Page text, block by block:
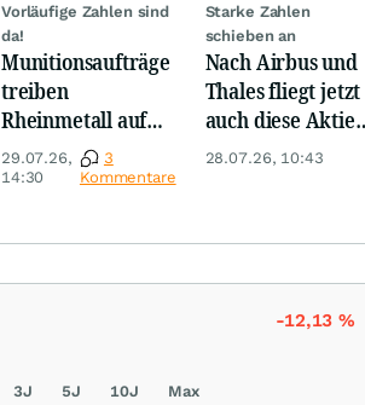
Vorläufige Zahlen sind
da!
Munitionsaufträge
treiben
Rheinmetall auf
Rekordkurs
29.07.26,
14:30
3
Kommentare
Starke Zahlen
schieben an
Nach Airbus und
Thales fliegt jetzt
auch diese Aktie
Rheinmetall
28.07.26, 10:43
-12,13 %
3J 5J 10J Max